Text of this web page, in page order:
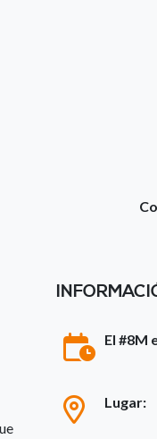
El #8M
Lugar: